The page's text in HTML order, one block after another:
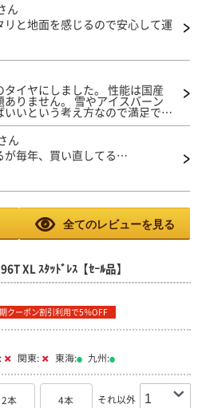
ん
と地面を感じるので安心して運
イヤにしました。 性能は国産
りません。 雪やアイスバーン
いという考え方なので満足で
ん
が毎年、買い直してる…
全てのレビューを見る
XL ｽﾀｯﾄﾞﾚｽ【ｾｰﾙ品】
クーポン割引利用で5％OFF
関東: 東海: 九州:
2本 4本 それ以外